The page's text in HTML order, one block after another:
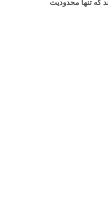
که تنها محدودیت